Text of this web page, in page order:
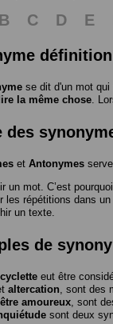
B C D E
définition
se dit d'un mot
la même chose .
des
et Antonymes
un mot. C’est
les répétitions dans un
un texte.
de
eut être
altercation , sont des
être amoureux , sont
sont deux